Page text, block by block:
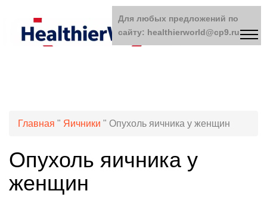
Главная " Яичники " Опухоль яичника у женщин
Опухоль яичника у
женщин
Для любых предложений по
сайту: healthierworld@cp9.ru